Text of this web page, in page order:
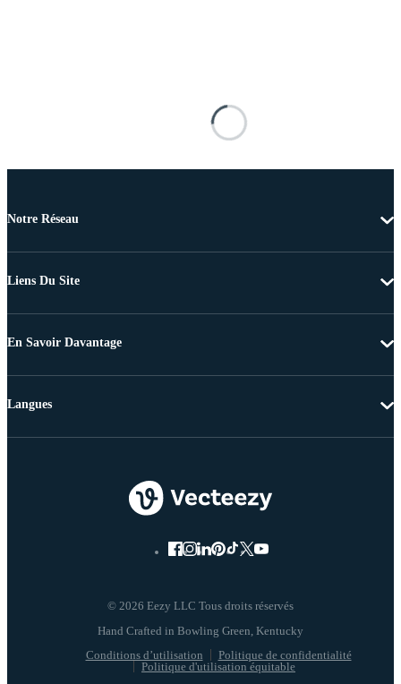
Notre Réseau
Liens Du Site
En Savoir Davantage
© 2026 Eezy LLC Tous droits réservés
Conditions d’utilisation
Politique de confidentialité
Politique d'utilisation équitable
Langues